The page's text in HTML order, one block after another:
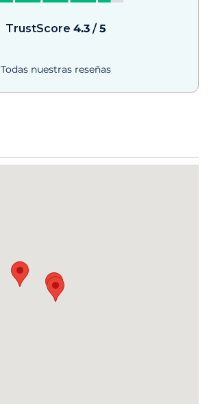
TrustScore 4.3/ 5
Todas nuestras reseñas